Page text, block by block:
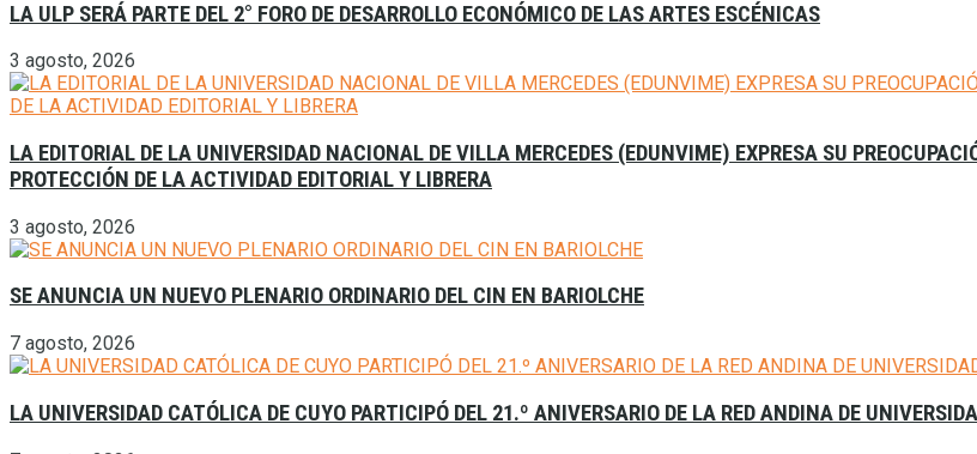
LA ULP SERÁ PARTE DEL 2° FORO DE DESARROLLO ECONÓMICO DE LAS ARTES ESCÉNICAS
3 agosto, 2026
LA EDITORIAL DE LA UNIVERSIDAD NACIONAL DE VILLA MERCEDES (EDUNVIME) EXPRESA SU
PROTECCIÓN DE LA ACTIVIDAD EDITORIAL Y LIBRERA
3 agosto, 2026
SE ANUNCIA UN NUEVO PLENARIO ORDINARIO DEL CIN EN BARIOLCHE
7 agosto, 2026
LA UNIVERSIDAD CATÓLICA DE CUYO PARTICIPÓ DEL 21.º ANIVERSARIO DE LA RED ANDINA DE